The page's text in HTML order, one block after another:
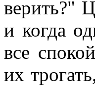
верить?"
и когда
все
их